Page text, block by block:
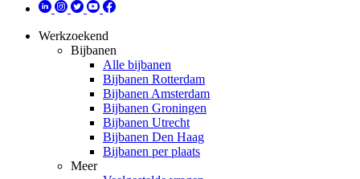
Werkzoekend
Bijbanen
Alle bijbanen
Bijbanen Rotterdam
Bijbanen Amsterdam
Bijbanen Groningen
Bijbanen Utrecht
Bijbanen Den Haag
Bijbanen per plaats
Meer